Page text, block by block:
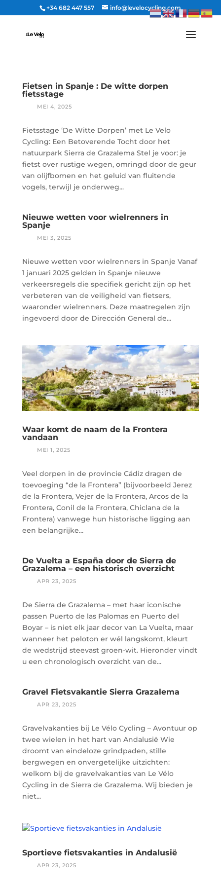
+34 682 447 557 info@levelocycling.com
Fietsen in Spanje : De witte dorpen
fietsstage
Fietsstage ‘De Witte Dorpen’ met Le Velo
Cycling: Een Betoverende Tocht door het
natuurpark Sierra de Grazalema Stel je voor: je
fietst over rustige wegen, omringd door de geur
van olijfbomen en het geluid van fluitende
vogels, terwijl je onderweg...
Nieuwe wetten voor wielrenners in
Spanje
Nieuwe wetten voor wielrenners in Spanje ​Vanaf
1 januari 2025 gelden in Spanje nieuwe
verkeersregels die specifiek gericht zijn op het
verbeteren van de veiligheid van fietsers,
waaronder wielrenners. Deze maatregelen zijn
ingevoerd door de Dirección General de...
Waar komt de naam de la Frontera
vandaan
Veel dorpen in de provincie Cádiz dragen de
toevoeging “de la Frontera” (bijvoorbeeld Jerez
de la Frontera, Vejer de la Frontera, Arcos de la
Frontera, Conil de la Frontera, Chiclana de la
Frontera) vanwege hun historische ligging aan
een belangrijke...
De Vuelta a España door de Sierra de
Grazalema – een historisch overzicht
De Sierra de Grazalema – met haar iconische
passen Puerto de las Palomas en Puerto del
Boyar – is niet elk jaar decor van La Vuelta, maar
wanneer het peloton er wél langskomt, kleurt
de wedstrijd steevast groen-wit. Hieronder vindt
u een chronologisch overzicht van de...
Gravel Fietsvakantie Sierra Grazalema
Gravelvakanties bij Le Vélo Cycling – Avontuur op
twee wielen in het hart van Andalusië Wie
droomt van eindeloze grindpaden, stille
bergwegen en onvergetelijke uitzichten:
welkom bij de gravelvakanties van Le Vélo
Cycling in de Sierra de Grazalema. Wij bieden je
niet...
Sportieve fietsvakanties in Andalusië